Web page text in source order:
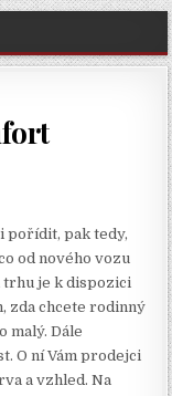
pořídit, pak tedy,
od nového vozu
trhu je k dispozici
zda chcete rodinný
malý. Dále
O ní Vám prodejci
a vzhled. Na